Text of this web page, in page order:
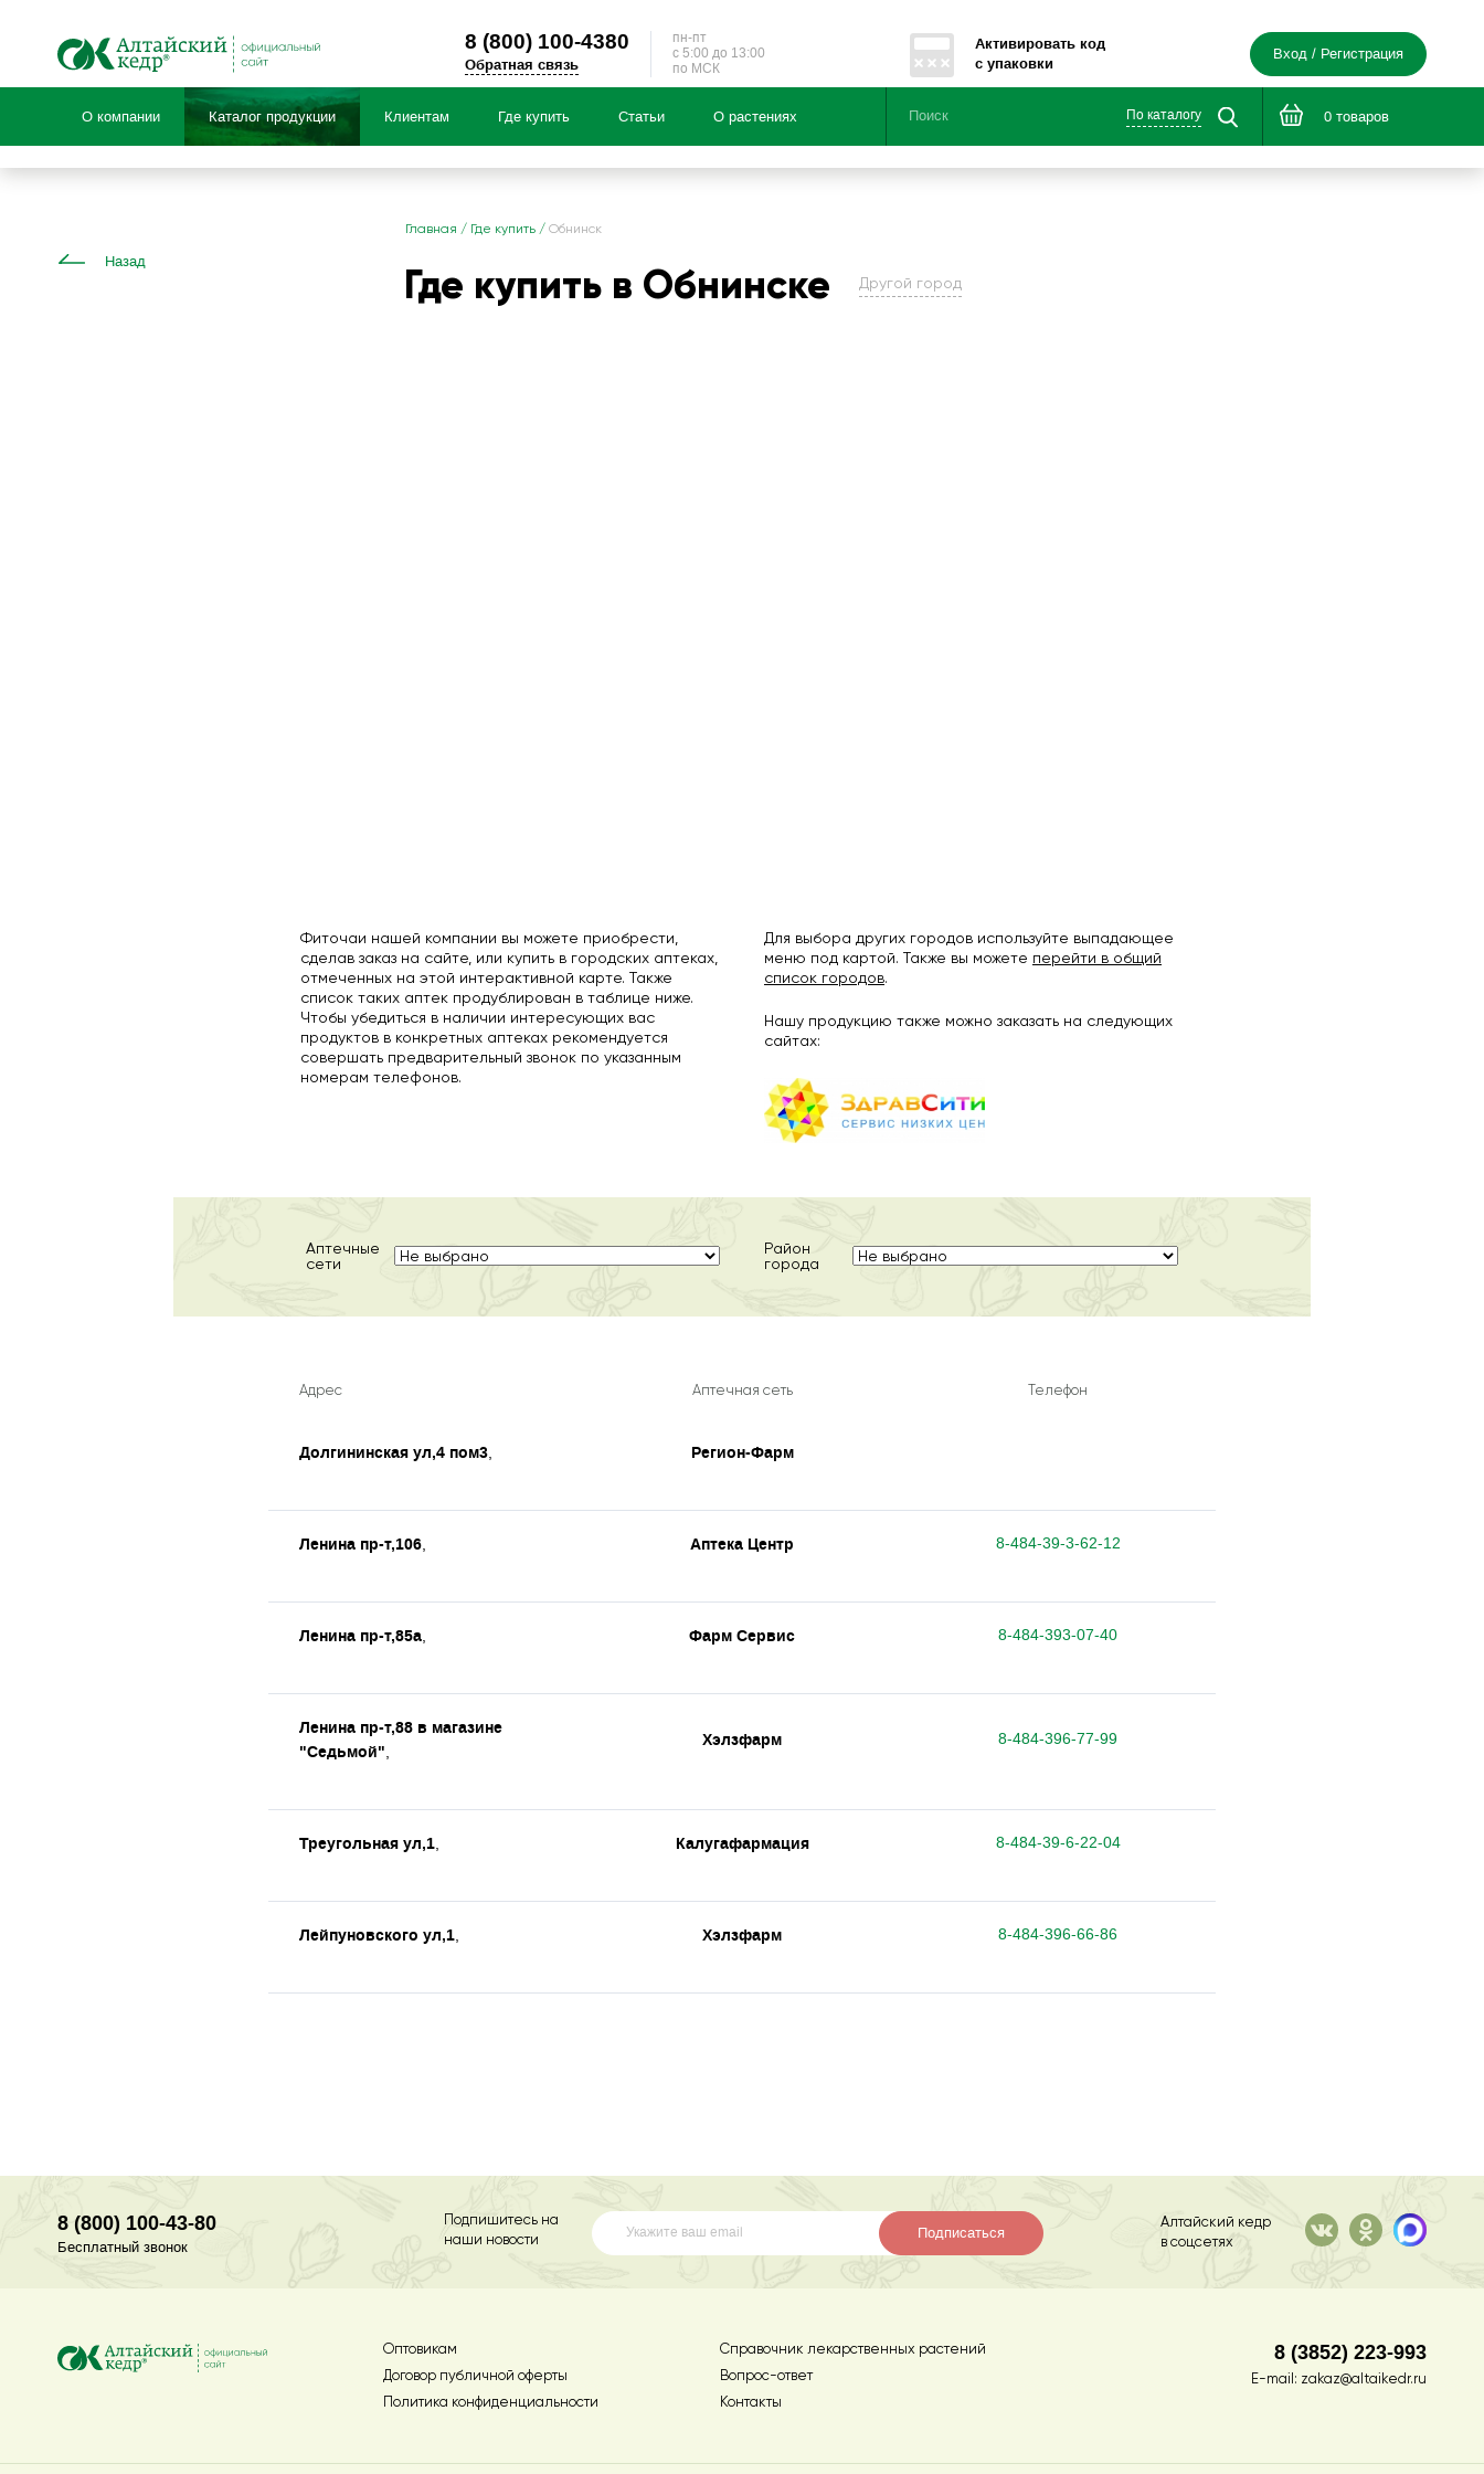
8 (800)100-4380
Обратная связь
пн-пт
c 5:00 до 13:00
по МСК
Активировать код
с упаковки
Вход / Регистрация
О компании Каталог продукции Клиентам Где купить Статьи О растениях По каталогу 0 товаров
Назад
Главная / Где купить / Обнинск
Где купить в Обнинске Другой город
Фиточаи нашей компании вы можете приобрести,
сделав заказ на сайте, или купить в городских аптеках,
отмеченных на этой интерактивной карте. Также
список таких аптек продублирован в таблице ниже.
Чтобы убедиться в наличии интересующих вас
продуктов в конкретных аптеках рекомендуется
совершать предварительный звонок по указанным
номерам телефонов.
Для выбора других городов используйте выпадающее
меню под картой. Также вы можете перейти в общий
список городов.
Нашу продукцию также можно заказать на следующих
сайтах:
Аптечные
сети
Район
города
Адрес Аптечная сеть Телефон
Долгининская ул,4 пом3, Регион-Фарм
Ленина пр-т,106, Аптека Центр 8-484-39-3-62-12
Ленина пр-т,85а, Фарм Сервис 8-484-393-07-40
Ленина пр-т,88 в магазине
"Седьмой",
Хэлзфарм 8-484-396-77-99
Треугольная ул,1, Калугафармация 8-484-39-6-22-04
Лейпуновского ул,1, Хэлзфарм 8-484-396-66-86
8 (800) 100-43-80
Бесплатный звонок
Подпишитесь на
наши новости
Подписаться
Алтайский кедр
в соцсетях
Оптовикам
Договор публичной оферты
Политика конфиденциальности
Справочник лекарственных растений
Вопрос-ответ
Контакты
8 (3852) 223-993
E-mail: zakaz@altaikedr.ru